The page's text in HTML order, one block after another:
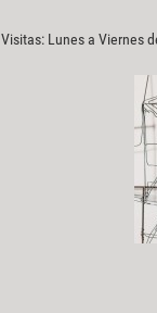
Visitas: Lunes a Viernes